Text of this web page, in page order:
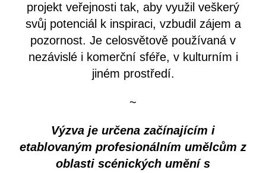
projekt veřejnosti tak, aby využil veškerý
svůj potenciál k inspiraci, vzbudil zájem a
pozornost. Je celosvětově používaná v
nezávislé i komerční sféře, v kulturním i
jiném prostředí.
~
Výzva je určena začínajícím i
etablovaným profesionálním umělcům z
oblasti scénických umění s